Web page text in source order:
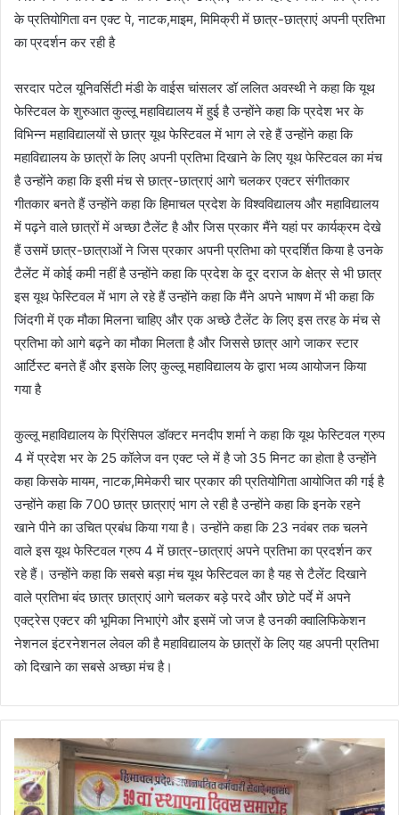
के प्रतियोगिता वन एक्ट पे, नाटक,माइम, मिमिक्री में छात्र-छात्राएं अपनी प्रतिभा
का प्रदर्शन कर रही है
सरदार पटेल यूनिवर्सिटी मंडी के वाईस चांसलर डॉ ललित अवस्थी ने कहा कि यूथ
फेस्टिवल के शुरुआत कुल्लू महाविद्यालय में हुई है उन्होंने कहा कि प्रदेश भर के
विभिन्न महाविद्यालयों से छात्र यूथ फेस्टिवल में भाग ले रहे हैं उन्होंने कहा कि
महाविद्यालय के छात्रों के लिए अपनी प्रतिभा दिखाने के लिए यूथ फेस्टिवल का मंच
है उन्होंने कहा कि इसी मंच से छात्र-छात्राएं आगे चलकर एक्टर संगीतकार
गीतकार बनते हैं उन्होंने कहा कि हिमाचल प्रदेश के विश्वविद्यालय और महाविद्यालय
में पढ़ने वाले छात्रों में अच्छा टैलेंट है और जिस प्रकार मैंने यहां पर कार्यक्रम देखे
हैं उसमें छात्र-छात्राओं ने जिस प्रकार अपनी प्रतिभा को प्रदर्शित किया है उनके
टैलेंट में कोई कमी नहीं है उन्होंने कहा कि प्रदेश के दूर दराज के क्षेत्र से भी छात्र
इस यूथ फेस्टिवल में भाग ले रहे हैं उन्होंने कहा कि मैंने अपने भाषण में भी कहा कि
जिंदगी में एक मौका मिलना चाहिए और एक अच्छे टैलेंट के लिए इस तरह के मंच से
प्रतिभा को आगे बढ़ने का मौका मिलता है और जिससे छात्र आगे जाकर स्टार
आर्टिस्ट बनते हैं और इसके लिए कुल्लू महाविद्यालय के द्वारा भव्य आयोजन किया
गया है
कुल्लू महाविद्यालय के प्रिंसिपल डॉक्टर मनदीप शर्मा ने कहा कि यूथ फेस्टिवल ग्रुप
4 में प्रदेश भर के 25 कॉलेज वन एक्ट प्ले में है जो 35 मिनट का होता है उन्होंने
कहा किसके मायम, नाटक,मिमेकरी चार प्रकार की प्रतियोगिता आयोजित की गई है
उन्होंने कहा कि 700 छात्र छात्राएं भाग ले रही है उन्होंने कहा कि इनके रहने
खाने पीने का उचित प्रबंध किया गया है। उन्होंने कहा कि 23 नवंबर तक चलने
वाले इस यूथ फेस्टिवल ग्रुप 4 में छात्र-छात्राएं अपने प्रतिभा का प्रदर्शन कर
रहे हैं। उन्होंने कहा कि सबसे बड़ा मंच यूथ फेस्टिवल का है यह से टैलेंट दिखाने
वाले प्रतिभा बंद छात्र छात्राएं आगे चलकर बड़े परदे और छोटे पर्दे में अपने
एक्ट्रेस एक्टर की भूमिका निभाएंगे और इसमें जो जज है उनकी क्वालिफिकेशन
नेशनल इंटरनेशनल लेवल की है महाविद्यालय के छात्रों के लिए यह अपनी प्रतिभा
को दिखाने का सबसे अच्छा मंच है।